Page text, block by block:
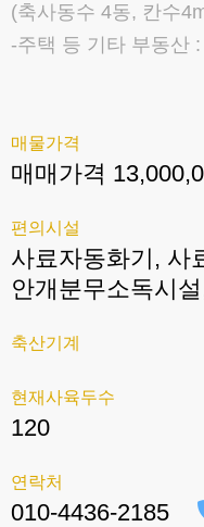
(축사동수 4동, 칸수
-주택 등 기타 부동산 :
매물가격
매매가격
편의시설
사료자동화기, 사
안개분무소독시
축산기계
현재사육두수
120
연락처
010-4436-2185